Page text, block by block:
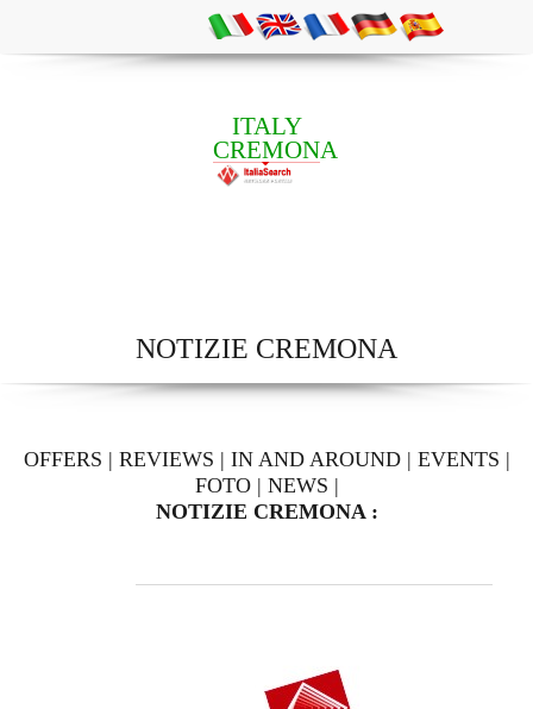
ITALY
CREMONA
NOTIZIE CREMONA
OFFERS | REVIEWS | IN AND AROUND| EVENTS |
FOTO| NEWS |
NOTIZIE CREMONA :